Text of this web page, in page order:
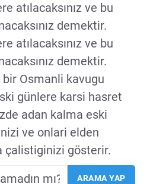
atılacaksınız ve bu
demektir.
atılacaksınız ve bu
demektir.
Osmanli kavugu
günlere karsi hasret
adan kalma eski
ve onlari elden
çalistiginizi gösterir.